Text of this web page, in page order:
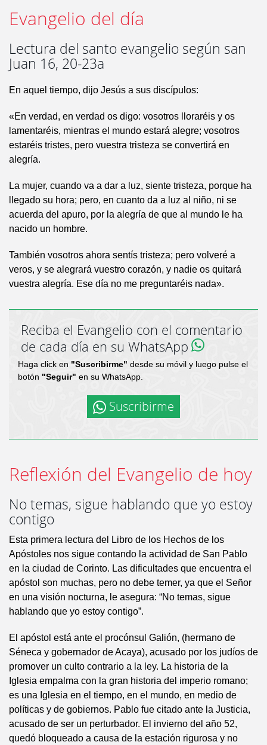
Evangelio del día
Lectura del santo evangelio según san
Juan 16, 20-23a
En aquel tiempo, dijo Jesús a sus discípulos:
«En verdad, en verdad os digo: vosotros lloraréis y os
lamentaréis, mientras el mundo estará alegre; vosotros
estaréis tristes, pero vuestra tristeza se convertirá en
alegría.
La mujer, cuando va a dar a luz, siente tristeza, porque ha
llegado su hora; pero, en cuanto da a luz al niño, ni se
acuerda del apuro, por la alegría de que al mundo le ha
nacido un hombre.
También vosotros ahora sentís tristeza; pero volveré a
veros, y se alegrará vuestro corazón, y nadie os quitará
vuestra alegría. Ese día no me preguntaréis nada».
Reciba el Evangelio con el comentario
de cada día en su WhatsApp
Haga click en "Suscribirme" desde su móvil y luego pulse el
botón "Seguir" en su WhatsApp.
Suscribirme
Reflexión del Evangelio de hoy
No temas, sigue hablando que yo estoy
contigo
Esta primera lectura del Libro de los Hechos de los
Apóstoles nos sigue contando la actividad de San Pablo
en la ciudad de Corinto. Las dificultades que encuentra el
apóstol son muchas, pero no debe temer, ya que el Señor
en una visión nocturna, le asegura: “No temas, sigue
hablando que yo estoy contigo”.
El apóstol está ante el procónsul Galión, (hermano de
Séneca y gobernador de Acaya), acusado por los judíos de
promover un culto contrario a la ley. La historia de la
Iglesia empalma con la gran historia del imperio romano;
es una Iglesia en el tiempo, en el mundo, en medio de
políticas y de gobiernos. Pablo fue citado ante la Justicia,
acusado de ser un perturbador. El invierno del año 52,
quedó bloqueado a causa de la estación rigurosa y no